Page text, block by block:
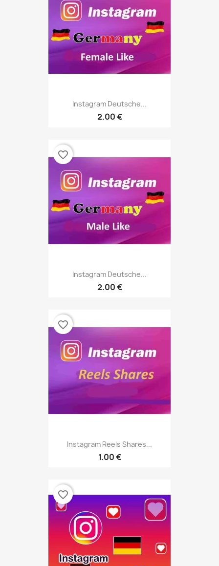
Instagram Deutsche...
2.00 €
Instagram Deutsche...
2.00 €
favorite_border
Instagram Reels Shares...
1.00 €
favorite_border
favorite_border